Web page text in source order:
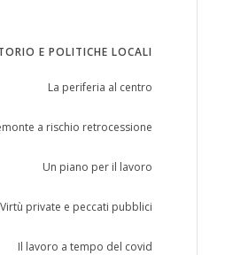
E POLITICHE LOCALI
La periferia al centro
a rischio retrocessione
Un piano per il lavoro
Virtù private e peccati pubblici
Il lavoro a tempo del covid